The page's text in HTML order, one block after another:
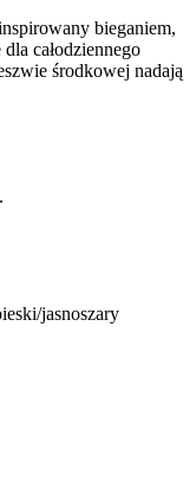
bieganiem,
całodziennego
środkowej nadają
jasnoszary